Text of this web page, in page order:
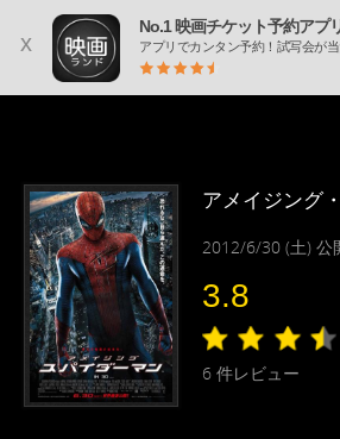
x
No.1 映画チケット予約アプ
アプリでカンタン予約！試写会が
アメイジング
2012/6/30 (土) 公
3.8
6 件レビュー